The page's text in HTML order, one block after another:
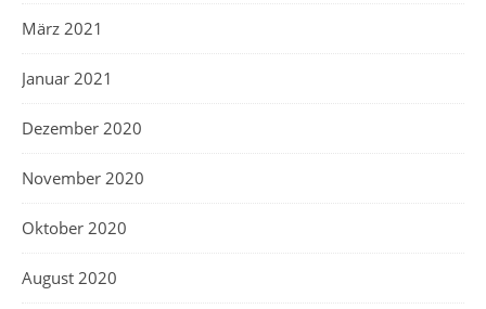
März 2021
Januar 2021
Dezember 2020
November 2020
Oktober 2020
August 2020